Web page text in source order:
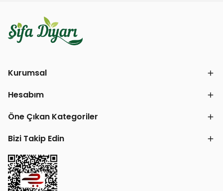
Kurumsal
Hesabım
Öne Çıkan Kategoriler
Bizi Takip Edin